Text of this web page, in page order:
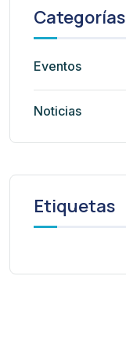
Categorías
Eventos
Noticias
Etiquetas